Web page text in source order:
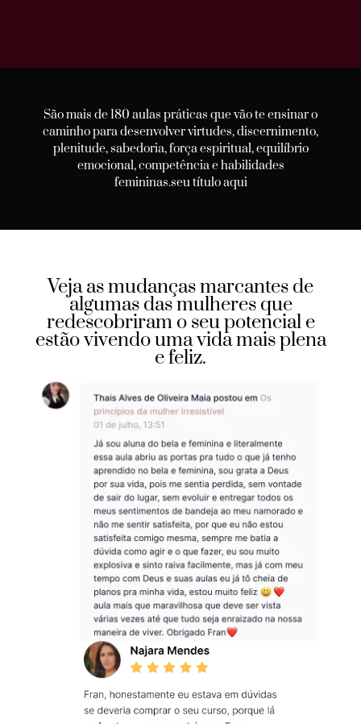
São mais de 180 aulas práticas que vão te ensinar o
caminho para desenvolver virtudes, discernimento,
plenitude, sabedoria, força espiritual, equilíbrio
emocional, competência e habilidades
femininas.seu título aqui
Veja as mudanças marcantes de
algumas das mulheres que
redescobriram o seu potencial e
estão vivendo uma vida mais plena
e feliz.